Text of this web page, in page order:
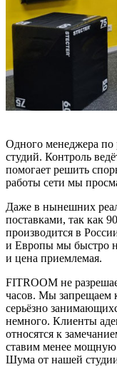
Одного менеджера по
студий. Контроль
помогает решить
работы сети мы
Даже в нынешних
поставками, так как
производится в
и Европы мы быстро
и цена приемлемая.
FITROOM не
часов. Мы запрещаем
серьёзно
немного. Клиенты
относятся к
ставим менее
Шума от нашей